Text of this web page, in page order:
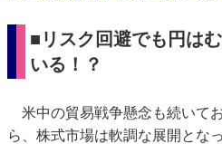
■リスク回避でも円は
いる！？
米中の貿易戦争懸念も続いて
ら、株式市場は軟調な展開とな